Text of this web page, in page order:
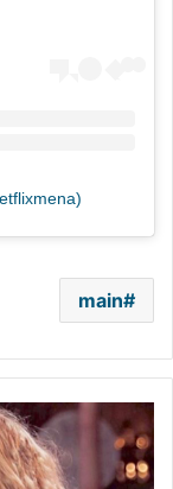
main
لأوّل
مرّة..
هنا